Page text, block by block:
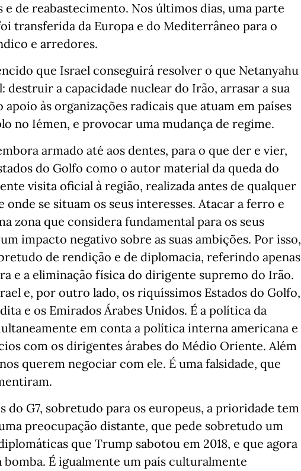
de reabastecimento. Nos últimos dias, uma parte
transferida da Europa e do Mediterrâneo para o
e arredores.
que Israel conseguirá resolver o que Netanyahu
destruir a capacidade nuclear do Irão, arrasar a sua
às organizações radicais que atuam em países
no Iémen, e provocar uma mudança de regime.
armado até aos dentes, para o que der e vier,
do Golfo como o autor material da queda do
visita oficial à região, realizada antes de qualquer
se situam os seus interesses. Atacar a ferro e
zona que considera fundamental para os seus
impacto negativo sobre as suas ambições. Por isso,
de rendição e de diplomacia, referindo apenas
e a eliminação física do dirigente supremo do Irão.
e, por outro lado, os riquíssimos Estados do Golfo,
e os Emirados Árabes Unidos. É a política da
em conta a política interna americana e
com os dirigentes árabes do Médio Oriente. Além
querem negociar com ele. É uma falsidade, que
do G7, sobretudo para os europeus, a prioridade tem
preocupação distante, que pede sobretudo um
que Trump sabotou em 2018, e que agora
É igualmente um país culturalmente